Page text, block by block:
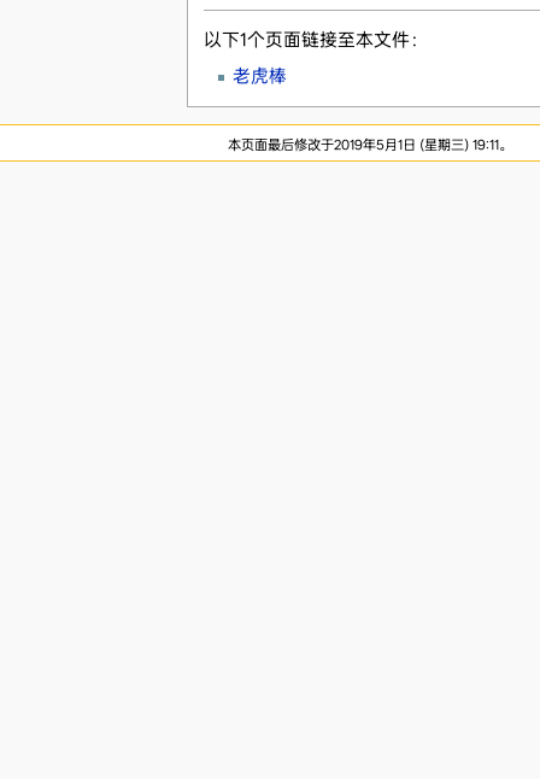
以下1个页面链接至本文件：
老虎棒
本页面最后修改于2019年5月1日 (星期三) 19:11。